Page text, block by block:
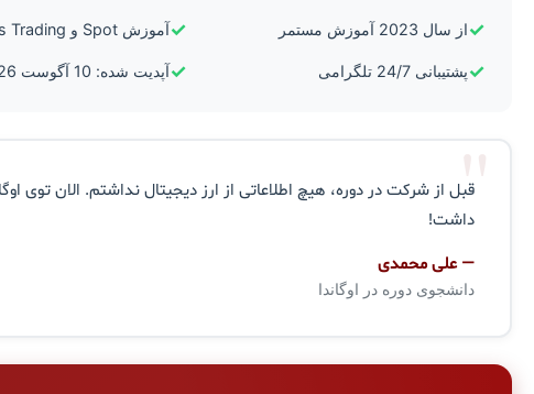
✓از سال 2023 آموزش مستمر ✓آموزش Spot و Futures Trading
✓پشتیبانی 24/7 تلگرامی ✓آپدیت شده: 10 آگوست 2026
"
قبل از شرکت در دوره، هیچ اطلاعاتی از ارز دیجیتال نداشتم. الان توی
داشت!
— علی محمدی
دانشجوی دوره در اوگاندا